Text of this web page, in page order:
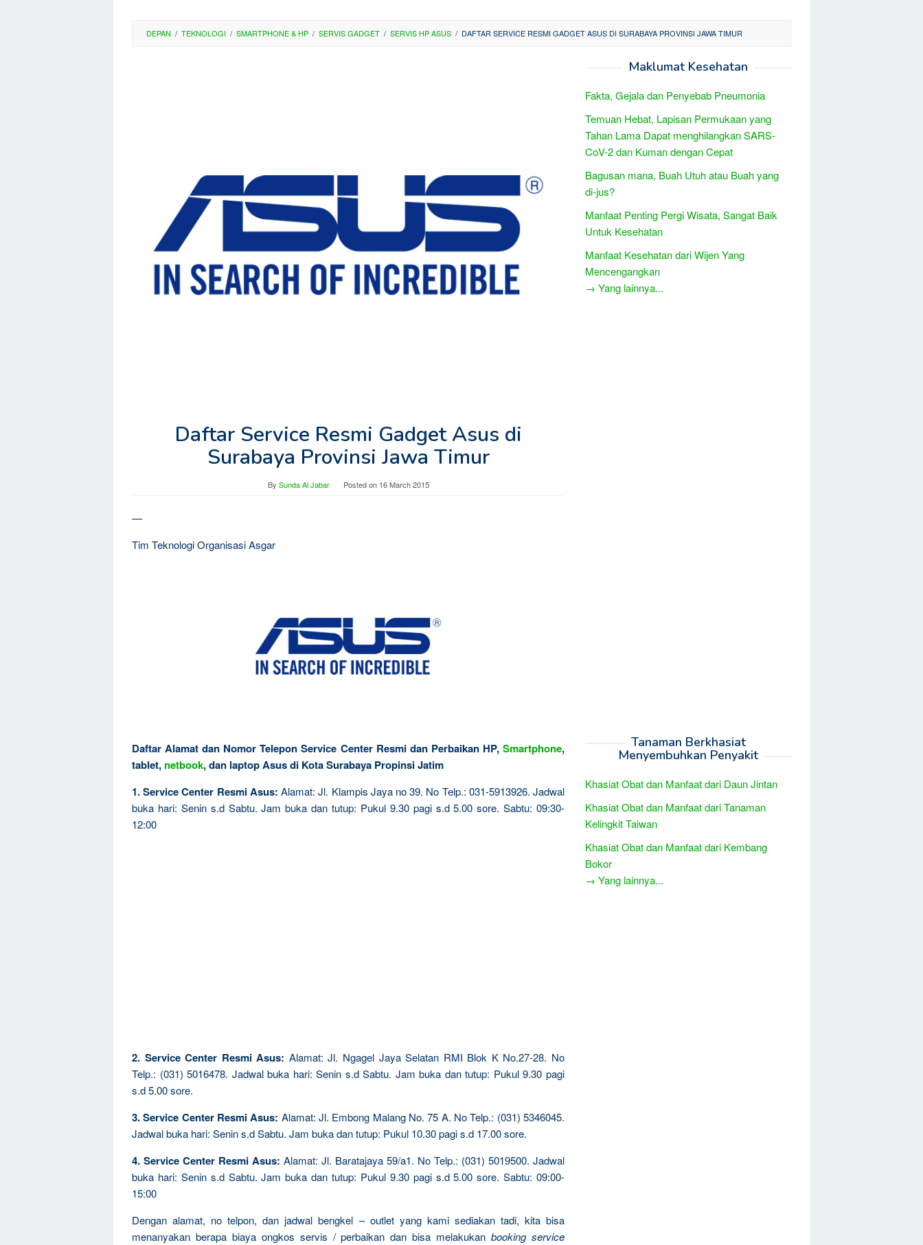
DEPAN / TEKNOLOGI / SMARTPHONE & HP / SERVIS GADGET / SERVIS HP ASUS / DAFTAR SERVICE RESMI GADGET ASUS DI SURABAYA PROVINSI JAWA TIMUR
Daftar Service Resmi Gadget Asus di
Surabaya Provinsi Jawa Timur
By Sunda Al Jabar Posted on 16 March 2015
—
Tim Teknologi Organisasi Asgar
Daftar Alamat dan Nomor Telepon Service Center Resmi dan Perbaikan HP, Smartphone,
tablet, netbook, dan laptop Asus di Kota Surabaya Propinsi Jatim
1. Service Center Resmi Asus: Alamat: Jl. Klampis Jaya no 39. No Telp.: 031-5913926. Jadwal
buka hari: Senin s.d Sabtu. Jam buka dan tutup: Pukul 9.30 pagi s.d 5.00 sore. Sabtu: 09:30-
12:00
2. Service Center Resmi Asus: Alamat: Jl. Ngagel Jaya Selatan RMI Blok K No.27-28. No
Telp.: (031) 5016478. Jadwal buka hari: Senin s.d Sabtu. Jam buka dan tutup: Pukul 9.30 pagi
s.d 5.00 sore.
3. Service Center Resmi Asus: Alamat: Jl. Embong Malang No. 75 A. No Telp.: (031) 5346045.
Jadwal buka hari: Senin s.d Sabtu. Jam buka dan tutup: Pukul 10.30 pagi s.d 17.00 sore.
4. Service Center Resmi Asus: Alamat: Jl. Baratajaya 59/a1. No Telp.: (031) 5019500. Jadwal
buka hari: Senin s.d Sabtu. Jam buka dan tutup: Pukul 9.30 pagi s.d 5.00 sore. Sabtu: 09:00-
15:00
Dengan alamat, no telpon, dan jadwal bengkel – outlet yang kami sediakan tadi, kita bisa
menanyakan berapa biaya ongkos servis / perbaikan dan bisa melakukanbooking service
Maklumat Kesehatan
Fakta, Gejala dan Penyebab Pneumonia
Temuan Hebat, Lapisan Permukaan yang
Tahan Lama Dapat menghilangkan SARS-
CoV-2 dan Kuman dengan Cepat
Bagusan mana, Buah Utuh atau Buah yang
di-jus?
Manfaat Penting Pergi Wisata, Sangat Baik
Untuk Kesehatan
Manfaat Kesehatan dari Wijen Yang
Mencengangkan
→ Yang lainnya...
Tanaman Berkhasiat
Menyembuhkan Penyakit
Khasiat Obat dan Manfaat dari Daun Jintan
Khasiat Obat dan Manfaat dari Tanaman
Kelingkit Taiwan
Khasiat Obat dan Manfaat dari Kembang
Bokor
→ Yang lainnya...